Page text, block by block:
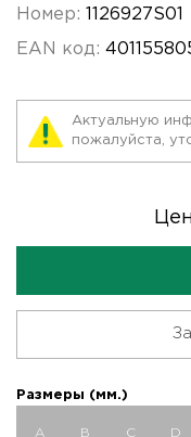
Номер: 1126927S01
EAN код:
Актуальную
пожалуйста,
Размеры (мм.)
A B C D